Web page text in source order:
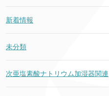
新着情報
未分類
次亜塩素酸ナトリウム加湿器関連